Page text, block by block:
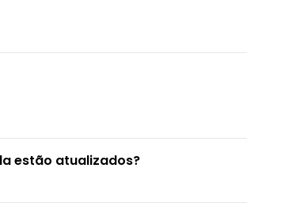
estão atualizados?